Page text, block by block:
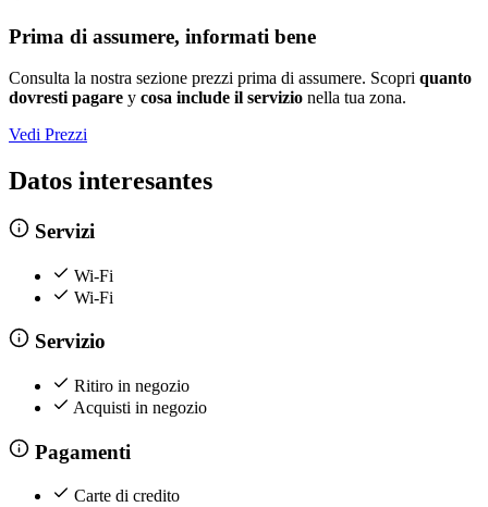
Prima di assumere, informati bene
Consulta la nostra sezione prezzi prima di assumere. Scopri quanto
dovresti pagare y cosa include il servizio nella tua zona.
Vedi Prezzi
Datos interesantes
Servizi
Wi-Fi
Wi-Fi
Servizio
Ritiro in negozio
Acquisti in negozio
Pagamenti
Carte di credito